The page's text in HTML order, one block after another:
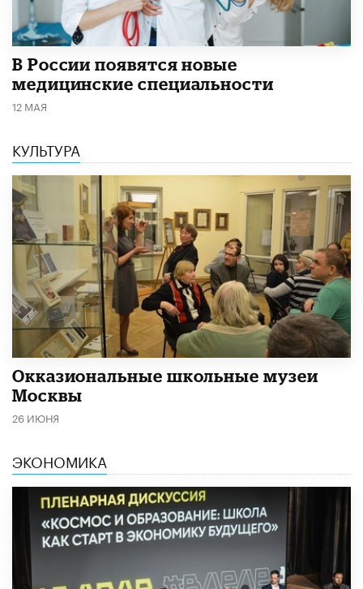
В России появятся новые
медицинские специальности
12 МАЯ
КУЛЬТУРА
​Окказиональные школьные музеи
Москвы
26 ИЮНЯ
ЭКОНОМИКА